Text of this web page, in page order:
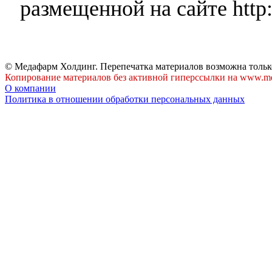
размещенной на сайте
© Медафарм Холдинг. Перепечатка материалов возможна
Копирование материалов без активной гиперссылки на
О компании
Политика в отношении обработки персональных данных